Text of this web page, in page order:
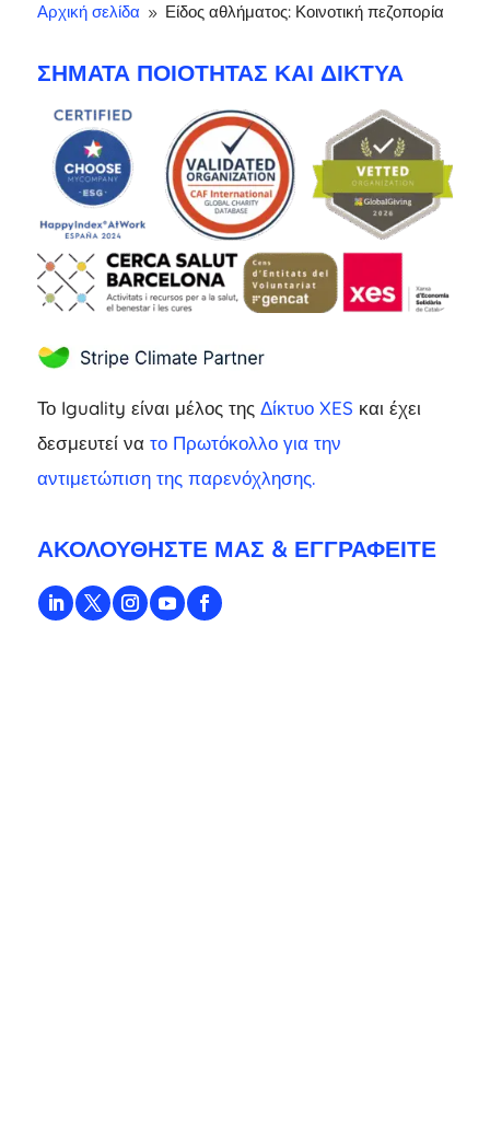
Αρχική σελίδα 9 Είδος αθλήματος: Κοινοτική πεζοπορία
ΣΉΜΑΤΑ ΠΟΙΌΤΗΤΑΣ ΚΑΙ ΔΊΚΤΥΑ
Το Iguality είναι μέλος της Δίκτυο XES και έχει
δεσμευτεί να το Πρωτόκολλο για την
αντιμετώπιση της παρενόχλησης.
ΑΚΟΛΟΥΘΉΣΤΕ ΜΑΣ & ΕΓΓΡΑΦΕΊΤΕ